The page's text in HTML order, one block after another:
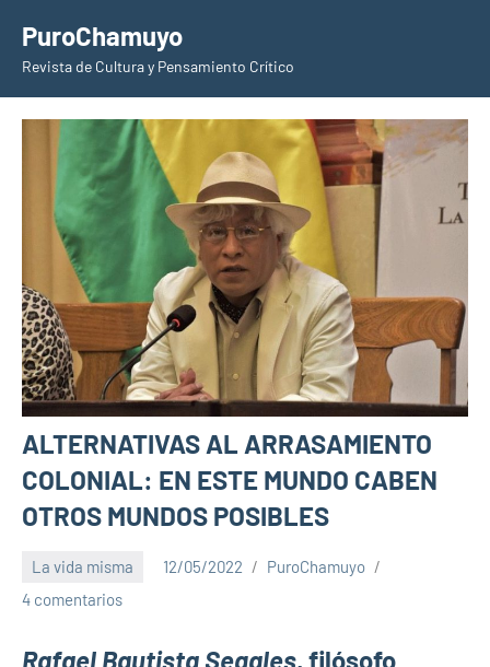
contenido
PuroChamuyo
Revista de Cultura y Pensamiento Crítico
ALTERNATIVAS AL ARRASAMIENTO
COLONIAL: EN ESTE MUNDO CABEN
OTROS MUNDOS POSIBLES
La vida misma 12/05/2022
PuroChamuyo
4 comentarios
Rafael Bautista Segales, filósofo